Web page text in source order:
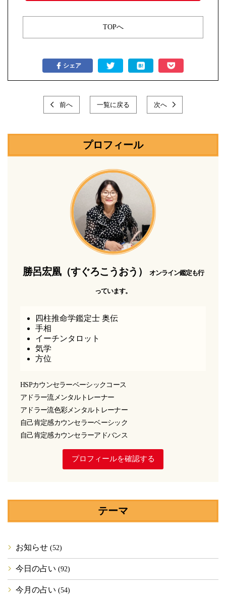
TOPへ
シェア
前へ 一覧に戻る 次へ
プロフィール
勝呂宏凰（すぐろこうおう） オンライン鑑定も行
っています。
四柱推命学鑑定士 奥伝
手相
イーチンタロット
気学
方位
HSPカウンセラーベーシックコース
アドラー流メンタルトレーナー
アドラー流色彩メンタルトレーナー
自己肯定感カウンセラーベーシック
自己肯定感カウンセラーアドバンス
プロフィールを確認する
テーマ
お知らせ (52)
今日の占い (92)
今月の占い (54)